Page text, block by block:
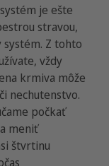
je ešte
stravou,
Z tohto
vždy
krmiva môže
nechutenstvo.
počkať
meniť
štvrtinu